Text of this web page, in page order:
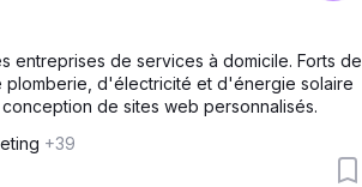
entreprises de services à domicile. Forts de
plomberie, d'électricité et d'énergie solaire
de sites web personnalisés.
+39